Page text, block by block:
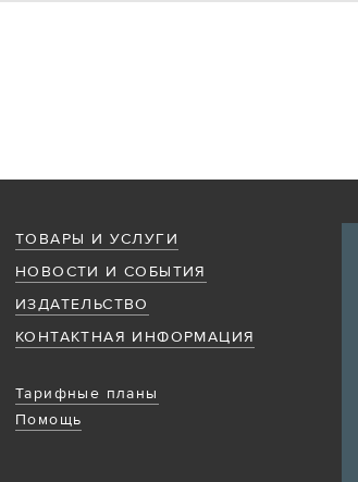
ТОВАРЫ И УСЛУГИ
НОВОСТИ И СОБЫТИЯ
ИЗДАТЕЛЬСТВО
КОНТАКТНАЯ ИНФОРМАЦИЯ
Тарифные планы
Помощь